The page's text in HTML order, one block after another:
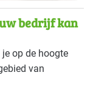
bedrijf kan
op de hoogte
van